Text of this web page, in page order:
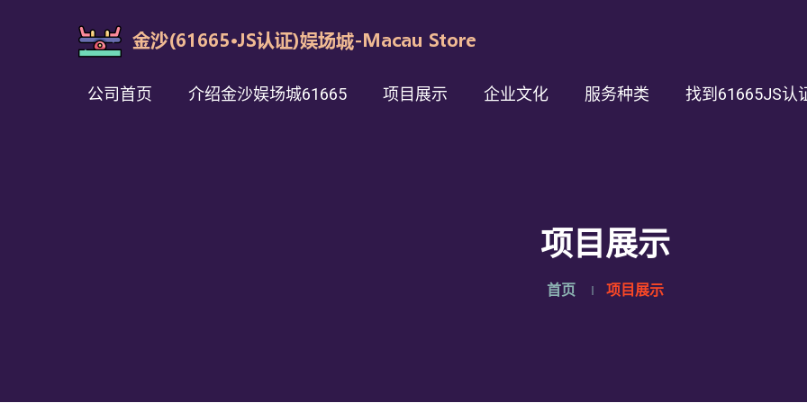
公司首页 介绍金沙娱场城61665 项目展示 企业文化 服务种类 找到61665JS认
项目展示
首页 项目展示